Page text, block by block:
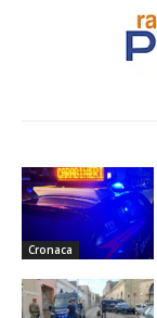
Cronaca